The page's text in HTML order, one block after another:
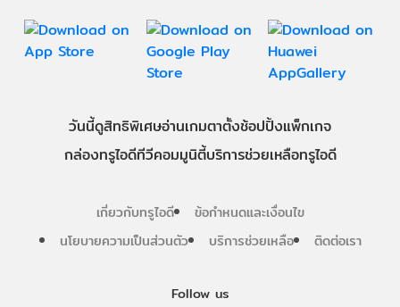
Follow us
วันนี้ดูสิทธิพิเศษอ่านเกมตาตั้งช้อปปิ้งแพ็กเกจ
กล่องทรูไอดีทีวีคอมมูนิตี้บริการช่วยเหลือทรูไอดี
เกี่ยวกับทรูไอดี
ข้อกำหนดและเงื่อนไข
นโยบายความเป็นส่วนตัว
บริการช่วยเหลือ ติดต่อเรา